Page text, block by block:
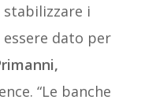
i
dato per
“Le banche